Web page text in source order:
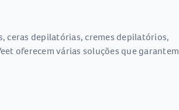
ceras depilatórias, cremes depilatórios,
oferecem várias soluções que garantem